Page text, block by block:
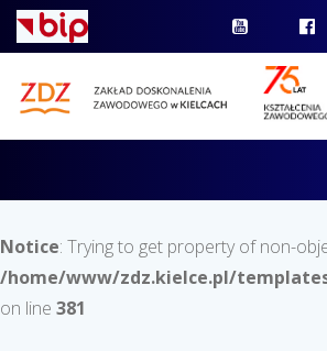
Notice: Trying to get property of non-
/home/www/zdz.kielce.pl/
on line 381